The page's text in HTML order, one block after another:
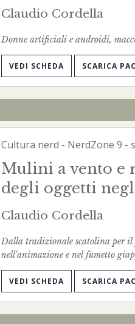
Claudio Cordella
Donne artificiali e androidi,
VEDI SCHEDA SCARICA
Cultura nerd - NerdZone 9 -
Mulini a vento e
degli oggetti
Claudio Cordella
Dalla tradizionale scatolina per
nell'animazione e nel fumetto
VEDI SCHEDA SCARICA